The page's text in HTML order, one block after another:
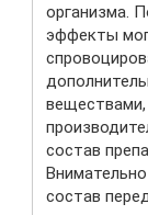
организма.
эффекты
состав
состав